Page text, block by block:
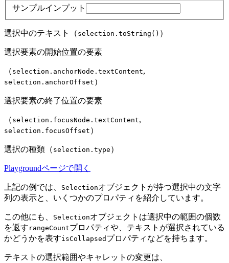
サンプルインプット
選択中のテキスト（ selection.toString() ）
選択要素の開始位置の要素
（ selection.anchorNode.textContent,
selection.anchorOffset ）
選択要素の終了位置の要素
（ selection.focusNode.textContent,
selection.focusOffset ）
選択の種類（ selection.type ）
Playgroundページで開く
上記の例では、 Selectionオブジェクトが持つ選択中の文字
列の表示と、いくつかのプロパティを紹介しています。
この他にも、 Selectionオブジェクトは選択中の範囲の個数
を返す rangeCountプロパティや、テキストが選択されている
かどうかを表すisCollapsed プロパティなどを持ちます。
テキストの選択範囲やキャレットの変更は、